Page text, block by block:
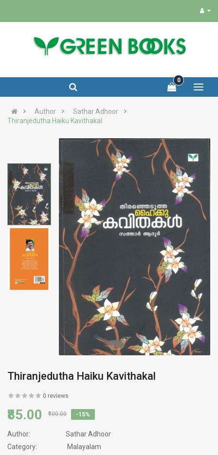
0
Author
Sathar Adhoor
Thiranjedutha Haiku Kavithakal
Thiranjedutha Haiku Kavithakal
0 reviews
₹85.00 ₹100.00 -15%
Author:
Sathar Adhoor
Category:
Malayalam